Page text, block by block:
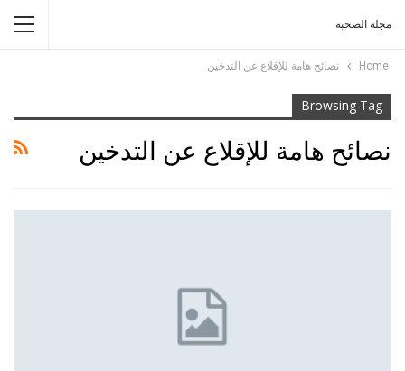
مجلة الصحبة
Home نصائح هامة للإقلاع عن التدخين
Browsing Tag
نصائح هامة للإقلاع عن التدخين